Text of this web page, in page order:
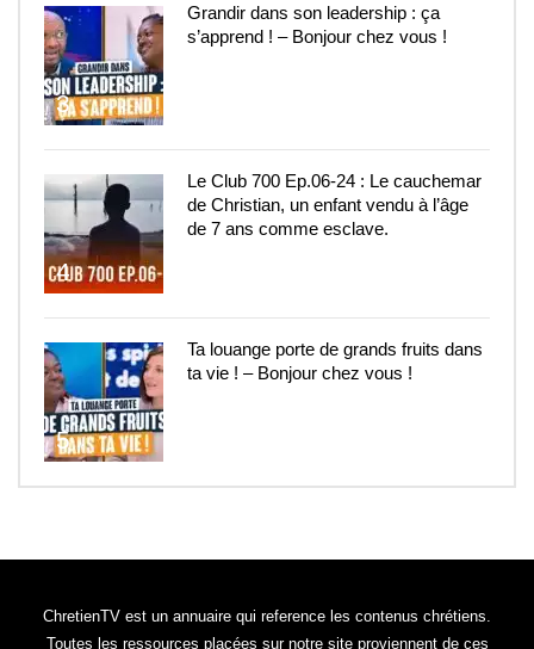
3
Grandir dans son leadership : ça
s’apprend ! – Bonjour chez vous !
4
Le Club 700 Ep.06-24 : Le cauchemar
de Christian, un enfant vendu à l’âge
de 7 ans comme esclave.
5
Ta louange porte de grands fruits dans
ta vie ! – Bonjour chez vous !
ChretienTV est un annuaire qui reference les contenus chrétiens.
Toutes les ressources placées sur notre site proviennent de ces